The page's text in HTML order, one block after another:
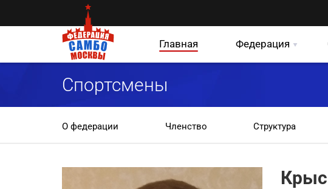
Главная Федерация
Спортсмены
О федерации Членство Структура